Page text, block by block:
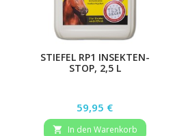
STIEFEL RP1 INSEKTEN-
STOP, 2,5 L
Preis
59,95 €
 In den Warenkorb